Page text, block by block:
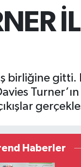
birliğine
Haberler